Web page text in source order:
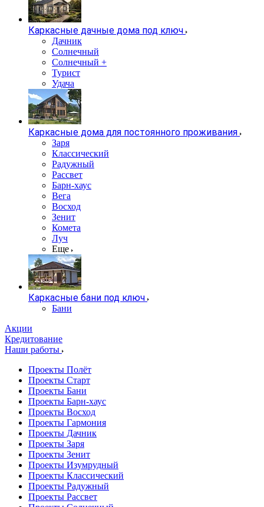
Каркасные дачные дома под ключ
Дачник
Солнечный
Солнечный +
Турист
Удача
Каркасные дома для постоянного проживания
Заря
Классический
Радужный
Рассвет
Барн-хаус
Вега
Восход
Зенит
Комета
Луч
Еще
Каркасные бани под ключ
Бани
Акции
Кредитование
Наши работы
Проекты Полёт
Проекты Старт
Проекты Бани
Проекты Барн-хаус
Проекты Восход
Проекты Гармония
Проекты Дачник
Проекты Заря
Проекты Зенит
Проекты Изумрудный
Проекты Классический
Проекты Радужный
Проекты Рассвет